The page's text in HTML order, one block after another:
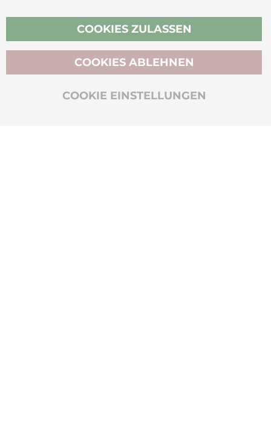
Vertrag widerrufen
BIO-ZERTIFIZIERT
COOKIES ZULASSEN
COOKIE EINSTELLUNGEN
COOKIES ABLEHNEN